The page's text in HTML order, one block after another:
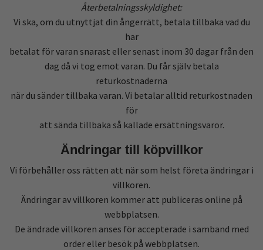
Återbetalningsskyldighet:
Vi ska, om du utnyttjat din ångerrätt, betala tillbaka vad du
har
betalat för varan snarast eller senast inom 30 dagar från den
dag då vi tog emot varan. Du får själv betala
returkostnaderna
när du sänder tillbaka varan. Vi betalar alltid returkostnaden
för
att sända tillbaka så kallade ersättningsvaror.
Ändringar till köpvillkor
Vi förbehåller oss rätten att när som helst företa ändringar i
villkoren.
Ändringar av villkoren kommer att publiceras online på
webbplatsen.
De ändrade villkoren anses för accepterade i samband med
order eller besök på webbplatsen.